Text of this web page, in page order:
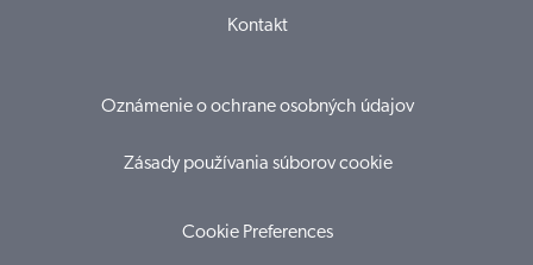
Kontakt
Oznámenie o ochrane osobných údajov
Zásady používania súborov cookie
Cookie Preferences